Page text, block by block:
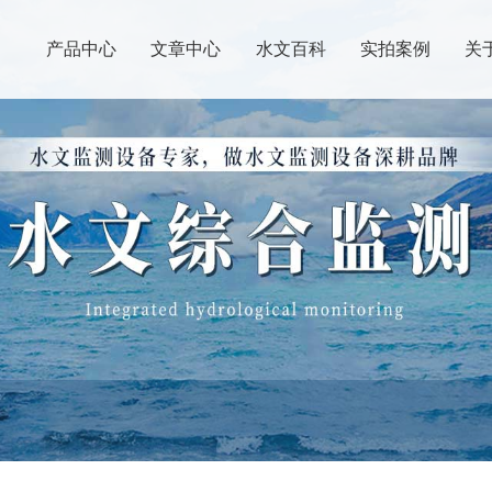
产品中心 文章中心 水文百科 实拍案例 关